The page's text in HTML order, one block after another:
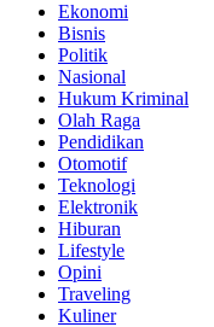
Ekonomi
Bisnis
Politik
Nasional
Hukum Kriminal
Olah Raga
Pendidikan
Otomotif
Teknologi
Elektronik
Hiburan
Lifestyle
Opini
Traveling
Kuliner